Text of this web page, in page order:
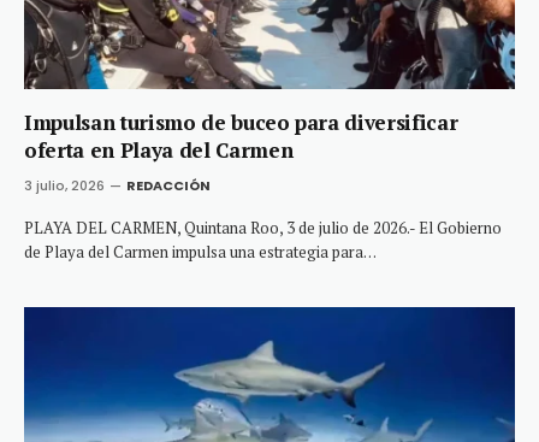
Impulsan turismo de buceo para diversificar
oferta en Playa del Carmen
3 julio, 2026 REDACCIÓN
PLAYA DEL CARMEN, Quintana Roo, 3 de julio de 2026.- El Gobierno
de Playa del Carmen impulsa una estrategia para…